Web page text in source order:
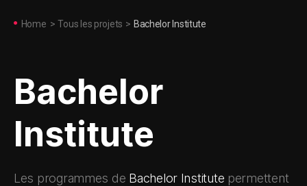
Home > Tous les projets > Bachelor Institute
Bachelor
Institute
Les programmes de Bachelor Institute permettent